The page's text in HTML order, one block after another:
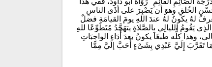
الخُلقِ وهوَ أن يَصْبِرَ على أذَى الناسِ
لهُ يكونُ لهُ عندَ اللهِ يومَ القيامَةِ فضلٌ
يَقُومُ الليالِي بِالصَّلاةِ يتهَجَّدُ مُتَطَوِّعًا للهِ
وهذا كلُّه طبعًا يكونُ بعدَ أَدَاءِ الواجِبَاتِ
تَقَرَّبَ إِلَيَّ عَبْدِي بِشَىْءٍ أَحَبَّ إلَيَّ مِمَّا